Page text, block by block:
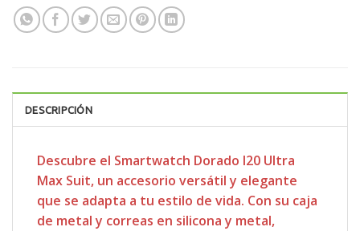
DESCRIPCIÓN
Descubre el Smartwatch Dorado I20 Ultra
Max Suit, un accesorio versátil y elegante
que se adapta a tu estilo de vida. Con su caja
de metal y correas en silicona y metal,